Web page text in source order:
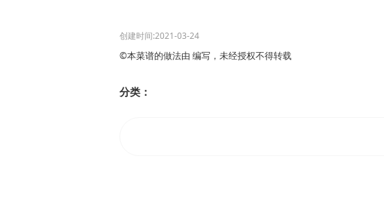
创建时间:2021-03-24
©本菜谱的做法由 编写，未经授权不得转载
分类：